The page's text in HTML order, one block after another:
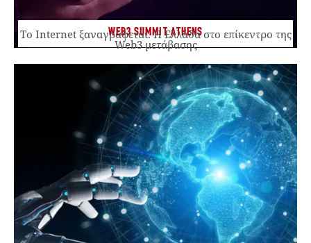
WEB3 SUMMIT ATHENS
Το Internet ξαναγράφεται. Η Ελλάδα στο επίκεντρο της
Web3 μετάβασης